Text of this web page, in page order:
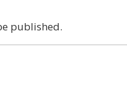
published.